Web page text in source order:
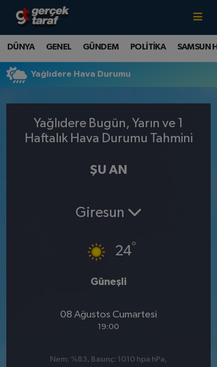
DÜNYA GENEL GÜNDEM POLİTİKA SAMSUN
Yağlıdere Hava Durumu
Yağlıdere Bugün, Yarın ve 1
Haftalık Hava Durumu Tahmini
ŞU AN
Giresun
24°
Güneşli
08 Ağustos Cumartesi
19:00
Nem: %83, Basınç: 1010 hpa hPa,
Canlı TV İzle
DÜNYA
GENEL
SAMSUN HABER
Samsun Nöbetçi Eczaneler
Samsun Hava Durumu
Süper Lig Puan Durumu ve Fikstür